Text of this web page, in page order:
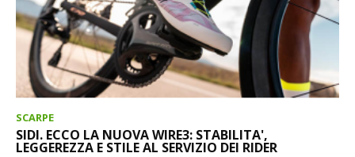
SCARPE
SIDI. ECCO LA NUOVA WIRE3: STABILITA',
LEGGEREZZA E STILE AL SERVIZIO DEI RIDER